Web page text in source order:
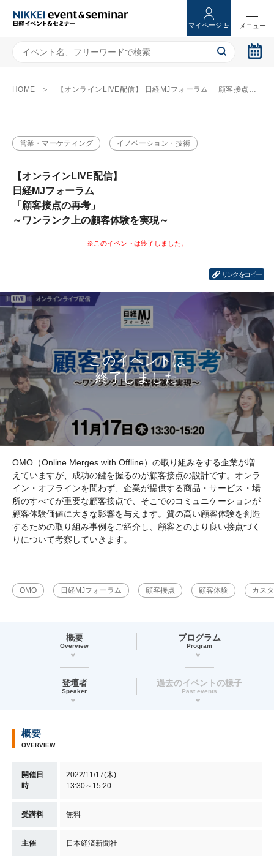
マイページ
HOME 【オンラインLIVE配信】 日経MJフォーラム 「顧客接点の再考」 ～ワンランク上の顧客体験を実現～
営業・マーケティング イノベーション・技術
【オンラインLIVE配信】
日経MJフォーラム
「顧客接点の再考」
～ワンランク上の顧客体験を実現～
リンクをコピー
OMO（Online Merges with Offline）の取り組みをする企業が増
えていますが、成功の鍵を握るのが顧客接点の設計です。オンラ
イン・オフラインを問わず、企業が提供する商品・サービス・場
所のすべてが重要な顧客接点で、そこでのコミュニケーションが
顧客体験価値に大きな影響を与えます。質の高い顧客体験を創造
するための取り組み事例をご紹介し、顧客とのより良い接点づく
りについて考察していきます。
OMO 日経MJフォーラム 顧客接点 顧客体験 カス
概要
Overview
プログラム
Program
登壇者
Speaker
過去のイベントの様子
Past events
概要
OVERVIEW
開催日
時
2022/11/17(木)
13:30～15:20
受講料 無料
主催 日本経済新聞社